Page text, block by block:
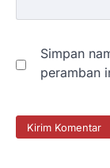
Simpan
peramban